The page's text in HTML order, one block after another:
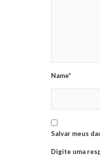
Name*
Salvar meus
Digite uma